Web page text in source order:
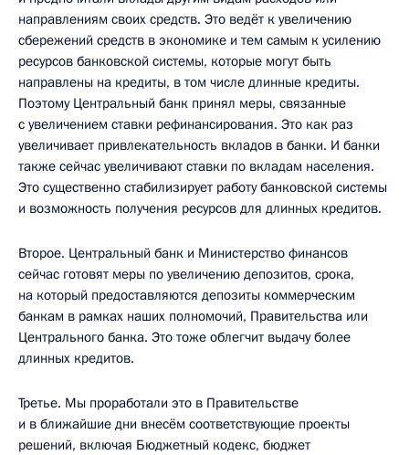
направлениям своих средств. Это ведёт к увеличению
сбережений средств в экономике и тем самым к усилению
ресурсов банковской системы, которые могут быть
направлены на кредиты, в том числе длинные кредиты.
Поэтому Центральный банк принял меры, связанные
с увеличением ставки рефинансирования. Это как раз
увеличивает привлекательность вкладов в банки. И банки
также сейчас увеличивают ставки по вкладам населения.
Это существенно стабилизирует работу банковской системы
и возможность получения ресурсов для длинных кредитов.
Второе. Центральный банк и Министерство финансов
сейчас готовят меры по увеличению депозитов, срока,
на который предоставляются депозиты коммерческим
банкам в рамках наших полномочий, Правительства или
Центрального банка. Это тоже облегчит выдачу более
длинных кредитов.
Третье. Мы проработали это в Правительстве
и в ближайшие дни внесём соответствующие проекты
решений, включая Бюджетный кодекс, бюджет